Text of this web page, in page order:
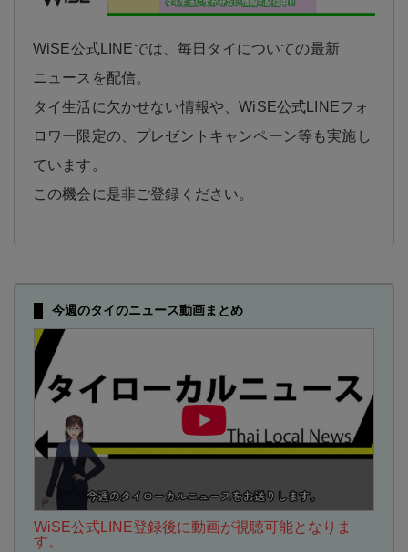
WiSE公式LINEでは、毎日タイについての最新
ニュースを配信。
タイ生活に欠かせない情報や、WiSE公式LINEフォ
ロワー限定の、プレゼントキャンペーン等も実施し
ています。
この機会に是非ご登録ください。
今週のタイのニュース動画まとめ
WiSE公式LINE登録後に動画が視聴可能となりま
す。